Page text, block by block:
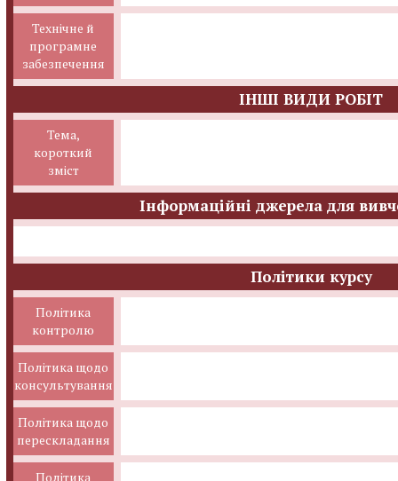
Технічне й
програмне
забезпечення
ІНШІ ВИДИ РОБІТ
Тема,
короткий
зміст
Інформаційні джерела для
Політики курсу
Політика
контролю
Політика щодо
консультування
Політика щодо
перескладання
Політика